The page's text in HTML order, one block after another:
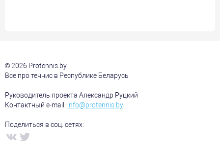
© 2026 Protennis.by
Все про теннис в Республике Беларусь
Руководитель проекта Александр Руцкий
Контактный e-mail: info@protennis.by
Поделиться в соц. сетях: